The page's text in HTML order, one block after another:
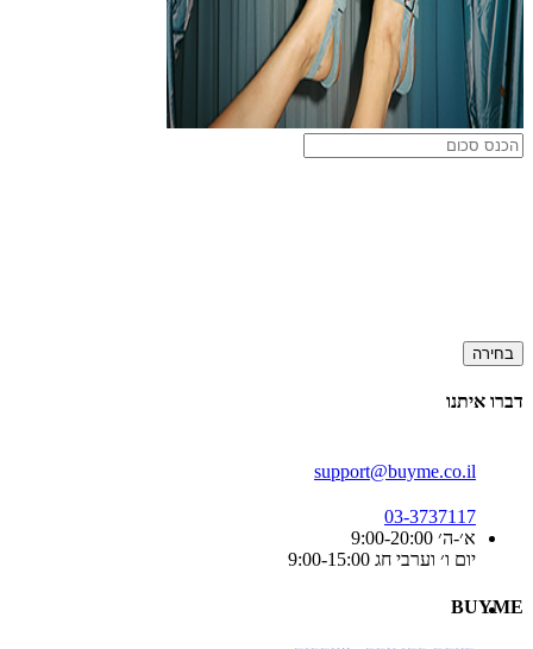
בחירה
דברו איתנו
support@buyme.co.il
03-3737117
א׳-ה׳ 9:00-20:00
יום ו׳ וערבי חג 9:00-15:00
BUYME